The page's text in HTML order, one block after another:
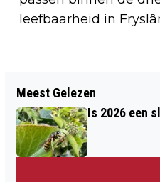
leefbaarheid in
GEMEENTE DE
STIMULEERT
AARDGASLOOS TE
Meest Gelezen
Is 2026 een